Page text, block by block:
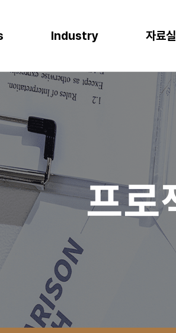
Suite
ERP
SAP S/4HANA
SAP Business One
SAP EWM
Microsoft Dynamics 365
Smart Factory
WiJARD Package
CLOUD ONEPACK
워
Industry
및 충성도 증대
브랜드 신뢰도 증가
운영 효율화
티
혁신을 위한 최적의 도구
스 정립 및 글로벌 운영 시스템 구축
인 자원관리
제조
디지털 혁신과 생산성
인공지능과 머신러닝으로 제조 혁신
계획과 목표 중심의 프로세스 설계로
바이오
엄격한 규제 준수를 위한 IT시스
성장을 위한 기반 마련
소비재
플랫폼을 통한 경쟁력 강
데이터 분석과 기술의 활
물류
복잡한 물류 현
재고 없는 창고
미래 성장을 위
고도의 정
자료실
프로
다운로
추천 검색어 WRMS
렌탈
프로